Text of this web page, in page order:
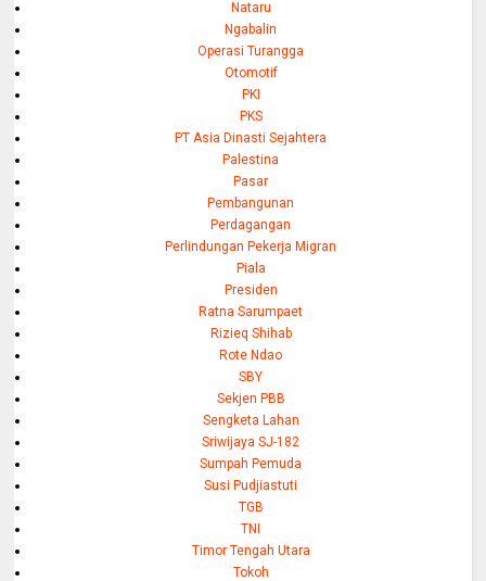
Nataru
Ngabalin
Operasi Turangga
Otomotif
PKI
PKS
PT Asia Dinasti Sejahtera
Palestina
Pasar
Pembangunan
Perdagangan
Perlindungan Pekerja Migran
Piala
Presiden
Ratna Sarumpaet
Rizieq Shihab
Rote Ndao
SBY
Sekjen PBB
Sengketa Lahan
Sriwijaya SJ-182
Sumpah Pemuda
Susi Pudjiastuti
TGB
TNI
Timor Tengah Utara
Tokoh